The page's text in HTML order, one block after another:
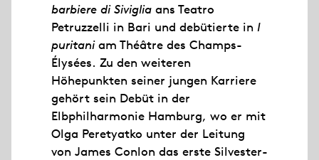
barbiere di Siviglia ans Teatro
Petruzzelli in Bari und debütierte in I
puritaniam Théâtre des Champs-
Élysées. Zu den weiteren
Höhepunkten seiner jungen Karriere
gehört sein Debüt in der
Elbphilharmonie Hamburg, wo er mit
Olga Peretyatko unter der Leitung
von James Conlon das erste Silvester-